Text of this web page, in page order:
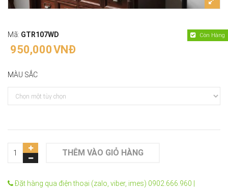
Mã: GTR107WD
950,000VNĐ
Còn Hàng
MÀU SẮC
THÊM VÀO GIỎ HÀNG
Đặt hàng qua điện thoại (zalo, viber, imes) 0902.666.960 |